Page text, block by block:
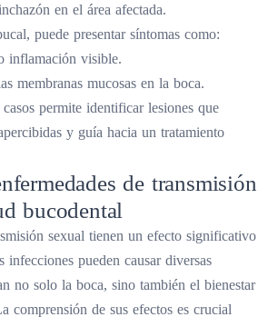
en el área afectada.
puede presentar síntomas como:
inflamación visible.
membranas mucosas en la boca.
permite identificar lesiones que
y guía hacia un tratamiento
de transmisión
bucodental
sexual tienen un efecto significativo
infecciones pueden causar diversas
no solo la boca, sino también el bienestar
comprensión de sus efectos es crucial